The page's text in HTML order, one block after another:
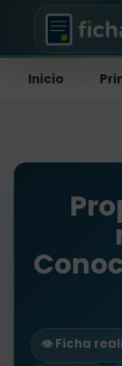
Inicio
👁️ Ficha